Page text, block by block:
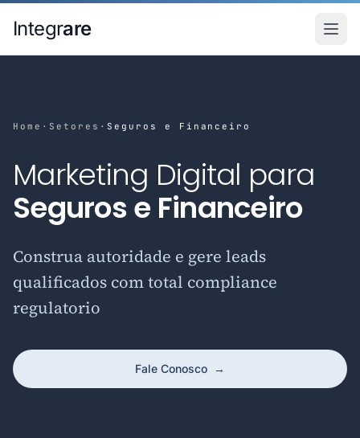
Integrare
Home · Setores · Seguros e Financeiro
Marketing Digital para
Seguros e Financeiro
Construa autoridade e gere leads
qualificados com total compliance
regulatorio
Fale Conosco →